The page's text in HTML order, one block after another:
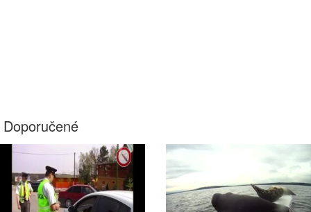
Doporučené